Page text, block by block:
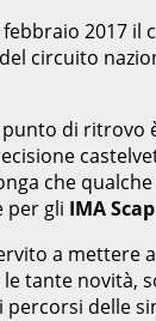
2017 il
circuito
di ritrovo
che
per gli IMA
a mettere
le tante novità,
percorsi delle